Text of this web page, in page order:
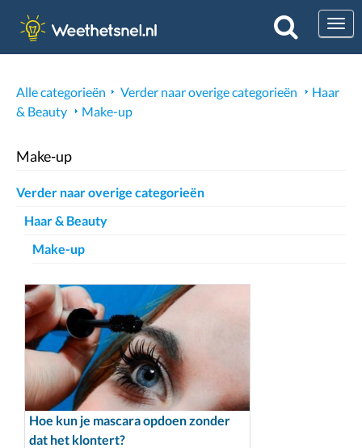
Alle categorieën Verder naar overige categorieën
Haar
& Beauty
Make-up
Make-up
Verder naar overige categorieën
Haar & Beauty
Make-up
Hoe kun je mascara opdoen zonder
dat het klontert?